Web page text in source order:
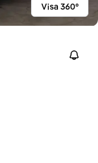
Visa 360°
Right